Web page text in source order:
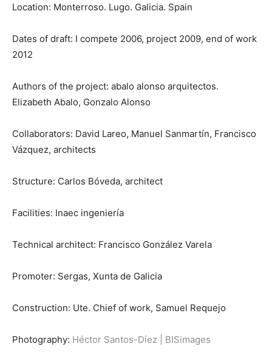
Location: Monterroso. Lugo. Galicia. Spain
Dates of draft: I compete 2006, project 2009, end of work
2012
Authors of the project: abalo alonso arquitectos.
Elizabeth Abalo, Gonzalo Alonso
Collaborators: David Lareo, Manuel Sanmartín, Francisco
Vázquez, architects
Structure: Carlos Bóveda, architect
Facilities: Inaec ingeniería
Technical architect: Francisco González Varela
Promoter: Sergas, Xunta de Galicia
Construction: Ute. Chief of work, Samuel Requejo
Photography: Héctor Santos-Díez BISimages